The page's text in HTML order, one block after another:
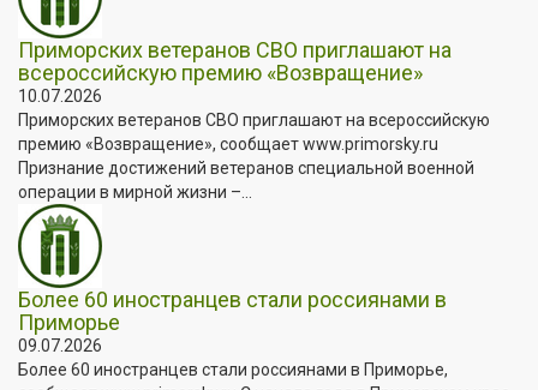
Приморских ветеранов СВО приглашают на
всероссийскую премию «Возвращение»
10.07.2026
Приморских ветеранов СВО приглашают на всероссийскую
премию «Возвращение», сообщает www.primorsky.ru
Признание достижений ветеранов специальной военной
операции в мирной жизни –...
Более 60 иностранцев стали россиянами в
Приморье
09.07.2026
Более 60 иностранцев стали россиянами в Приморье,